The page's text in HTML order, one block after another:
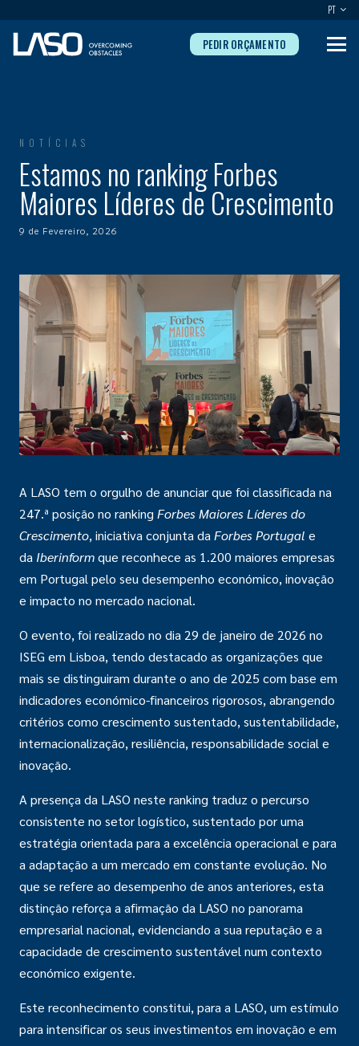
PT
PEDIR ORÇAMENTO
NOTÍCIAS
Estamos no ranking Forbes
Maiores Líderes de Crescimento
9 de Fevereiro, 2026
A LASO tem o orgulho de anunciar que foi classificada na
247.ª posição no ranking Forbes Maiores Líderes do
Crescimento, iniciativa conjunta da Forbes Portugal e
da Iberinformque reconhece as 1.200 maiores empresas
em Portugal pelo seu desempenho económico, inovação
e impacto no mercado nacional.
O evento, foi realizado no dia 29 de janeiro de 2026 no
ISEG em Lisboa, tendo destacado as organizações que
mais se distinguiram durante o ano de 2025 com base em
indicadores económico-financeiros rigorosos, abrangendo
critérios como crescimento sustentado, sustentabilidade,
internacionalização, resiliência, responsabilidade social e
inovação.
A presença da LASO neste ranking traduz o percurso
consistente no setor logístico, sustentado por uma
estratégia orientada para a excelência operacional e para
a adaptação a um mercado em constante evolução. No
que se refere ao desempenho de anos anteriores, esta
distinção reforça a afirmação da LASO no panorama
empresarial nacional, evidenciando a sua reputação e a
capacidade de crescimento sustentável num contexto
económico exigente.
Este reconhecimento constitui, para a LASO, um estímulo
para intensificar os seus investimentos em inovação e em